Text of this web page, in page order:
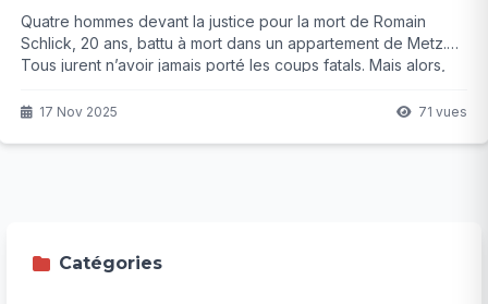
Quatre hommes devant la justice pour la mort de Romain
Schlick, 20 ans, battu à mort dans un appartement de Metz.
Tous jurent n’avoir jamais porté les coups fatals. Mais alors,
vient de commencer…
17 Nov 2025 71 vues
Catégories